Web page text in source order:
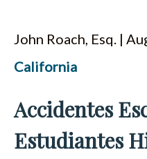
John Roach, Esq. |
California
Accidentes
Estudiantes